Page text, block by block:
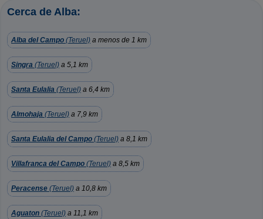
Cerca de Alba:
Alba del Campo (Teruel) a menos de 1 km
Singra (Teruel) a 5,1 km
Santa Eulalia (Teruel) a 6,4 km
Almohaja (Teruel) a 7,9 km
Santa Eulalia del Campo (Teruel) a 8,1 km
Villafranca del Campo (Teruel) a 8,5 km
Peracense (Teruel) a 10,8 km
Aguaton (Teruel) a 11,1 km